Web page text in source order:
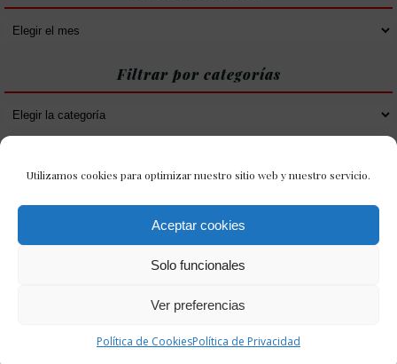
Utilizamos cookies para optimizar nuestro sitio web y nuestro servicio.
Aceptar cookies
Solo funcionales
Ver preferencias
Política de CookiesPolítica de Privacidad
Archivo
Filtrar por categorías
Filtrar
por
Política de Cookies
Política de Privacidad
31 Enero Tercios 2021